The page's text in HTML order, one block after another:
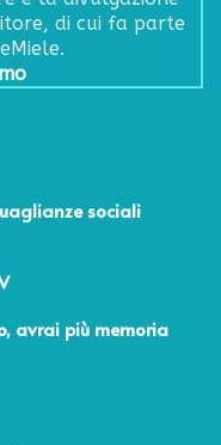
di cui fa parte
sociali
avrai più memoria